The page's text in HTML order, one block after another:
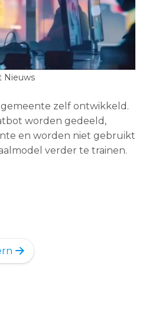
Nieuws
gemeente zelf ontwikkeld.
worden gedeeld,
en worden niet gebruikt
verder te trainen.